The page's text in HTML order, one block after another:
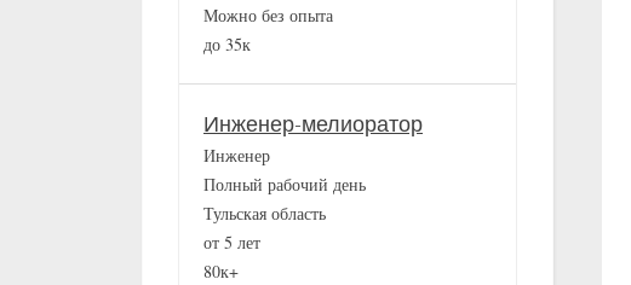
Можно без опыта
до 35к
Инженер-мелиоратор
Инженер
Полный рабочий день
Тульская область
от 5 лет
80к+